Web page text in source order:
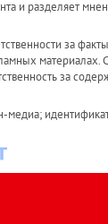
и разделяет
за
материалах.
за
медиа;